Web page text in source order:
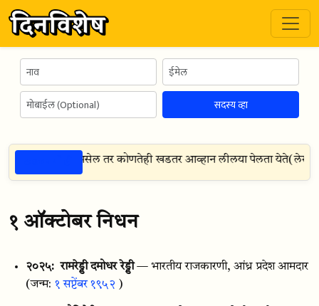
सदस्य व्हा
आणि दिशा निश्चित असेल तर कोणतेही खडतर आव्हान लीलया पेलता येते(लेखक:
१ ऑक्टोबर निधन
२०२५: रामरेड्डी दमोधर रेड्डी — भारतीय राजकारणी, आंध्र प्रदेश आमदार
(जन्म: १ सप्टेंबर १९५२ )